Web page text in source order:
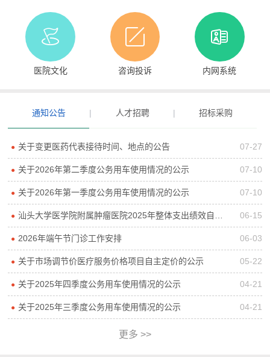
医院文化 咨询投诉 内网系统
通知公告 | 人才招聘 | 招标采购
● 关于变更医药代表接待时间、地点的公告 07-27
● 关于2026年第二季度公务用车使用情况的公示 07-10
● 关于2026年第一季度公务用车使用情况的公示 07-10
● 汕头大学医学院附属肿瘤医院2025年整体支出绩效自评报告 06-15
● 2026年端午节门诊工作安排 06-03
● 关于市场调节价医疗服务价格项目自主定价的公示 05-22
● 关于2025年四季度公务用车使用情况的公示 04-21
● 关于2025年三季度公务用车使用情况的公示 04-21
更多 >>